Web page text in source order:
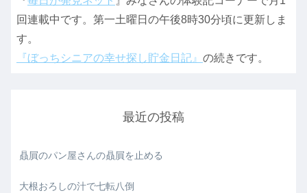
回連載中です。第一土曜日の午後8時30分頃に更新しま
す。
『ぼっちシニアの幸せ探し貯金日記』 の続きです。
最近の投稿
贔屓のパン屋さんの贔屓を止める
大根おろしの汁で七転八倒